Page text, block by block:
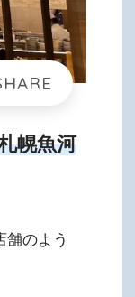
幌魚河
舗のよう